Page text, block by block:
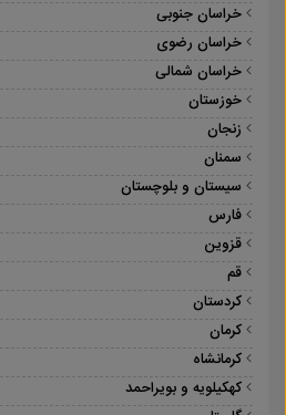
خراسان جنوبی
خراسان رضوی
خراسان شمالی
خوزستان
زنجان
سمنان
سیستان و بلوچستان
فارس
قزوین
قم
کردستان
کرمان
کرمانشاه
کهکیلویه و بویراحمد